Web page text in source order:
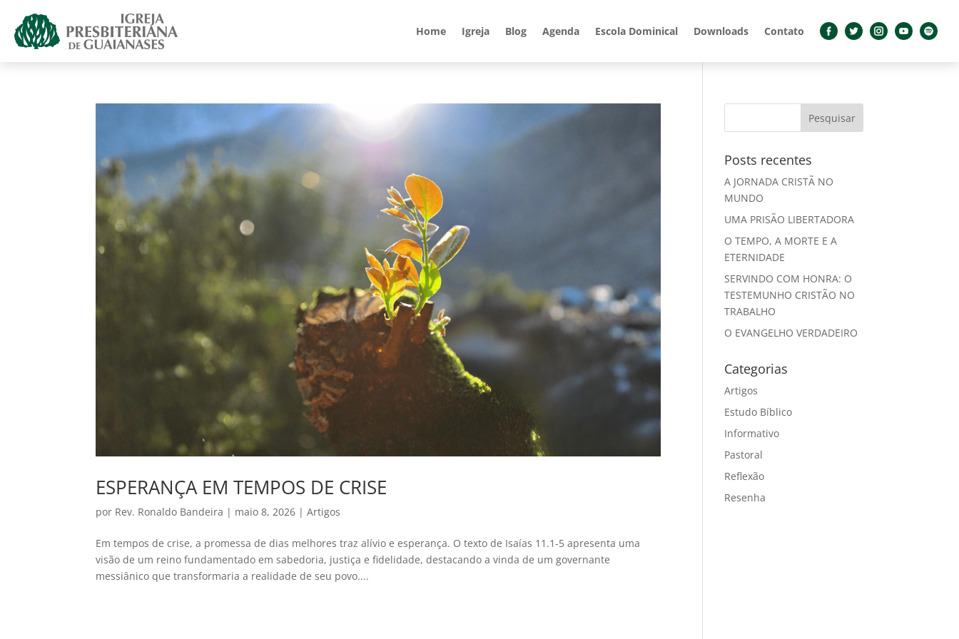
Home Igreja Blog Agenda Escola Dominical Downloads Contato
ESPERANÇA EM TEMPOS DE CRISE
por Rev. Ronaldo Bandeira | maio 8, 2026 |Artigos
Em tempos de crise, a promessa de dias melhores traz alívio e esperança. O texto de Isaías 11.1-5 apresenta uma
visão de um reino fundamentado em sabedoria, justiça e fidelidade, destacando a vinda de um governante
messiânico que transformaria a realidade de seu povo....
Posts recentes
A JORNADA CRISTÃ NO
MUNDO
UMA PRISÃO LIBERTADORA
O TEMPO, A MORTE E A
ETERNIDADE
SERVINDO COM HONRA: O
TESTEMUNHO CRISTÃO NO
TRABALHO
O EVANGELHO VERDADEIRO
Categorias
Artigos
Estudo Bíblico
Informativo
Pastoral
Reflexão
Resenha